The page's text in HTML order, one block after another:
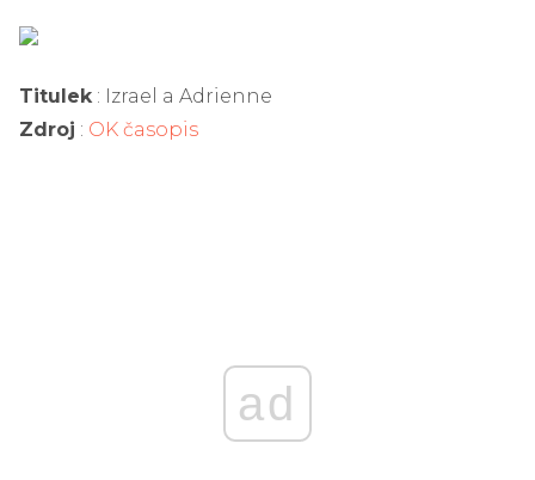
Titulek: Izrael a Adrienne
Zdroj : OK časopis
ad